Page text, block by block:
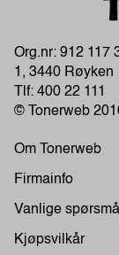
Org.nr: 912 117
1, 3440 Røyken
Tlf: 400 22 111
© Tonerweb
Om Tonerweb
Firmainfo
Vanlige spørsmål
Kjøpsvilkår